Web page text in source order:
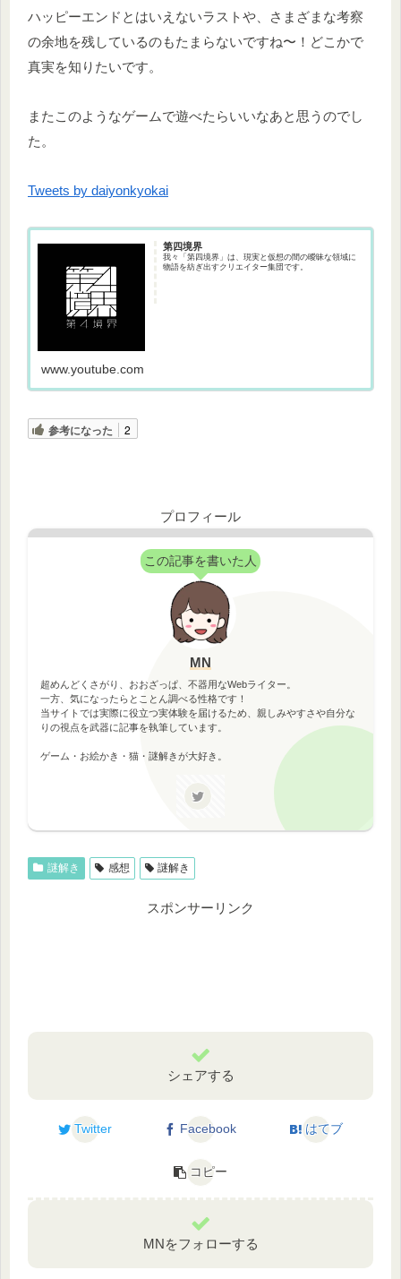
ハッピーエンドとはいえないラストや、さまざまな考察
の余地を残しているのもたまらないですね〜！どこかで
真実を知りたいです。
またこのようなゲームで遊べたらいいなあと思うのでし
た。
Tweets by daiyonkyokai
第四境界
我々「第四境界」は、現実と仮想の間の曖昧な領域に
物語を紡ぎ出すクリエイター集団です。
www.youtube.com
参考になった 2
プロフィール
この記事を書いた人
MN
超めんどくさがり、おおざっぱ、不器用なWebライター。
一方、気になったらとことん調べる性格です！
当サイトでは実際に役立つ実体験を届けるため、親しみやすさや自分な
りの視点を武器に記事を執筆しています。
ゲーム・お絵かき・猫・謎解きが大好き。
謎解き 感想 謎解き
スポンサーリンク
シェアする
Twitter Facebook はてブ
コピー
MNをフォローする